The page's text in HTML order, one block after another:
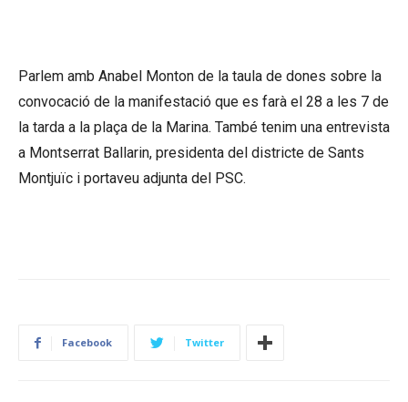
Parlem amb Anabel Monton de la taula de dones sobre la
convocació de la manifestació que es farà el 28 a les 7 de
la tarda a la plaça de la Marina. També tenim una entrevista
a Montserrat Ballarin, presidenta del districte de Sants
Montjuïc i portaveu adjunta del PSC.
Facebook Twitter